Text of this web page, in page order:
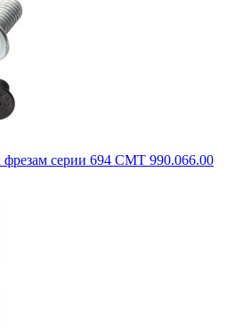
серии 694 CMT 990.066.00